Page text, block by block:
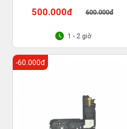
500.000đ 600.000đ
1 - 2 giờ
-60.000đ